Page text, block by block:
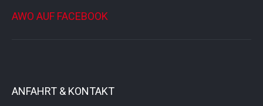
AWO AUF FACEBOOK
ANFAHRT & KONTAKT